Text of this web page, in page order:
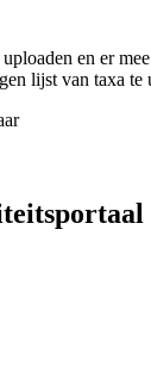
en er
lijst van taxa te